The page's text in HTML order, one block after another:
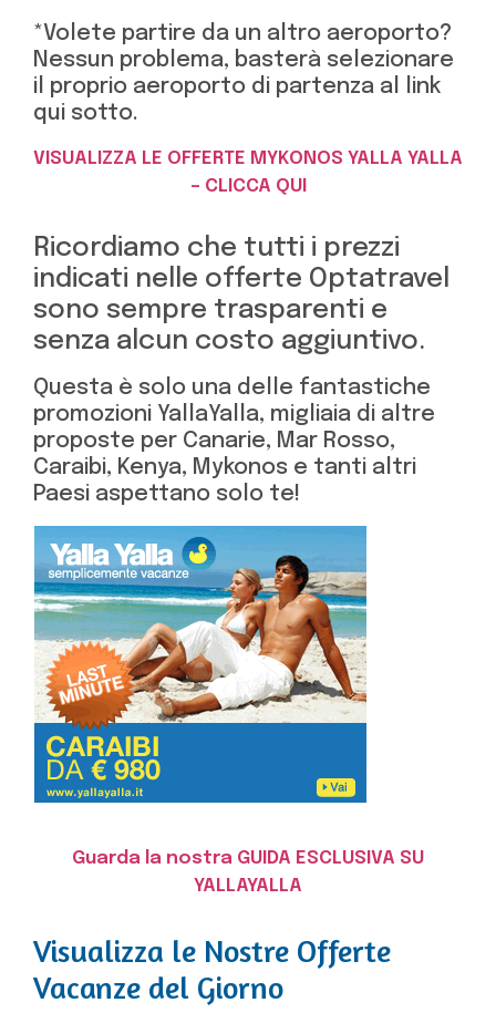
*Volete partire da un altro aeroporto?
Nessun problema, basterà selezionare
il proprio aeroporto di partenza al link
qui sotto.
VISUALIZZA LE OFFERTE MYKONOS YALLA YALLA
– CLICCA QUI
Ricordiamo che tutti i prezzi
indicati nelle offerte Optatravel
sono sempre trasparenti e
senza alcun costo aggiuntivo.
Questa è solo una delle fantastiche
promozioni YallaYalla, migliaia di altre
proposte per Canarie, Mar Rosso,
Caraibi, Kenya, Mykonos e tanti altri
Paesi aspettano solo te!
Guarda la nostra GUIDA ESCLUSIVA SU
YALLAYALLA
Visualizza le Nostre Offerte
Vacanze del Giorno